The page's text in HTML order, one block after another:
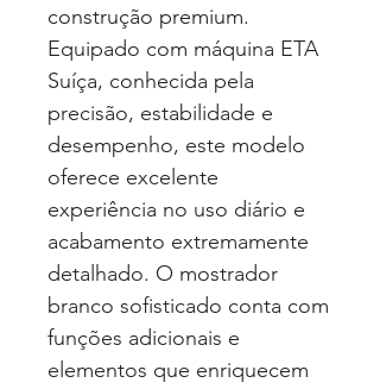
construção premium.
Equipado com máquina ETA
Suíça, conhecida pela
precisão, estabilidade e
desempenho, este modelo
oferece excelente
experiência no uso diário e
acabamento extremamente
detalhado. O mostrador
branco sofisticado conta com
funções adicionais e
elementos que enriquecem